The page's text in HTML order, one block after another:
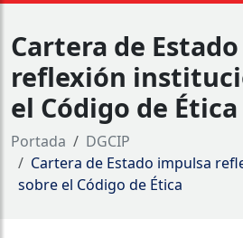
Cartera de
reflexión
el Código de Ética
Portada
DGCIP
Cartera de Estado impulsa
sobre el Código de Ética